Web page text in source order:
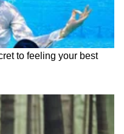
Plus)
की पहिलं नाव
यात 97.2cc चं
प्रचंड विश्वास आहे.
सुमारे 75,600
ही बाईक
70 ते 80 किलोमीटरचं